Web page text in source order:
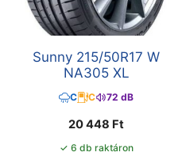
Sunny 215/50R17 W
NA305 XL
C C 72 dB
20 448 Ft
✓ 6 db raktáron